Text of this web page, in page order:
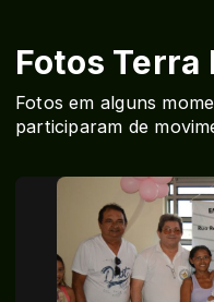
Fotos Terra
Fotos em alguns
participaram de